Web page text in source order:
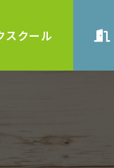
スクール